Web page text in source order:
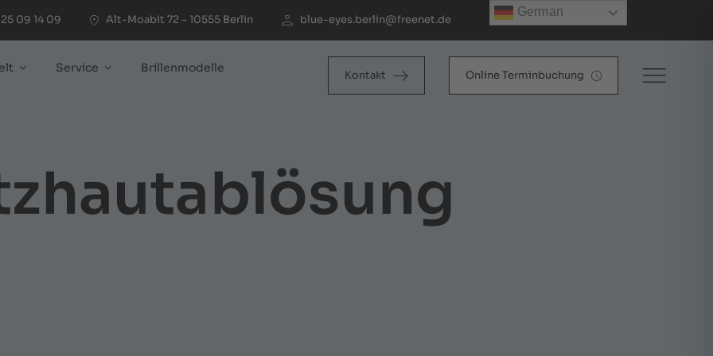
09 14 09 Alt-Moabit 72 – 10555 Berlin blue-eyes.berlin@freenet.de
Service
Brillenmodelle
Kontakt Online Terminbuchung
German